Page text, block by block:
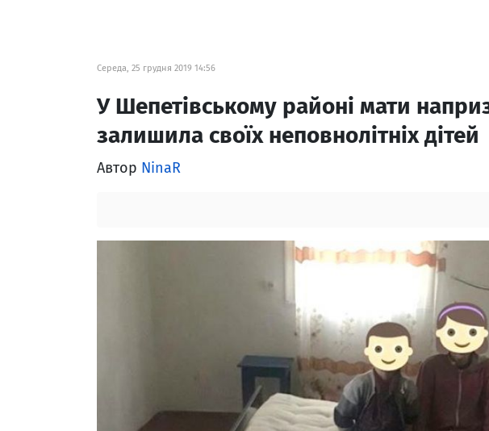
Середа, 25 грудня 2019 14:56
У Шепетівському районі мати
залишила своїх неповнолітніх дітей
Автор NinaR